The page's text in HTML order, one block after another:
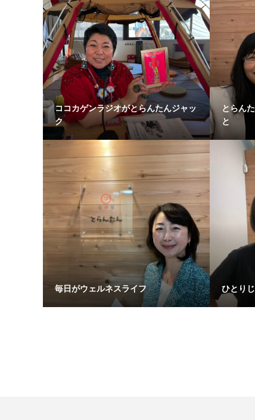
ココカゲンラジオがとらんたんジャッ
ク
とらん
と
毎日がウェルネスライフ ひとり